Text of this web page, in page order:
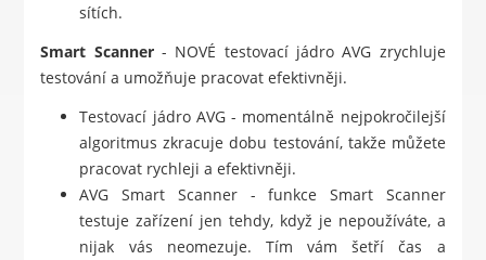
sítích.
Smart Scanner- NOVÉ testovací jádro AVG zrychluje
testování a umožňuje pracovat efektivněji.
Testovací jádro AVG - momentálně nejpokročilejší
algoritmus zkracuje dobu testování, takže můžete
pracovat rychleji a efektivněji.
AVG Smart Scanner - funkce Smart Scanner
testuje zařízení jen tehdy, když je nepoužíváte, a
nijak vás neomezuje. Tím vám šetří čas a